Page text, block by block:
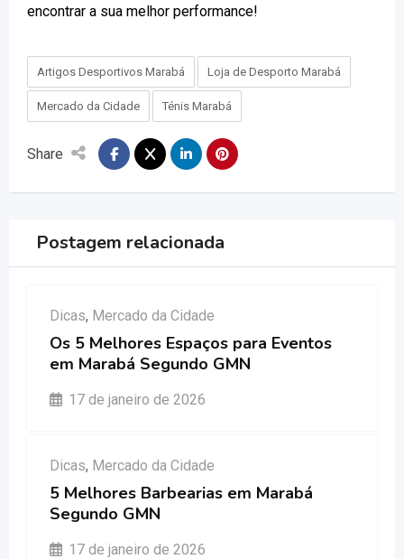
encontrar a sua melhor performance!
Artigos Desportivos Marabá Loja de Desporto Marabá
Mercado da Cidade Ténis Marabá
Share
Postagem relacionada
Dicas, Mercado da Cidade
Os 5 Melhores Espaços para Eventos
em Marabá Segundo GMN
17 de janeiro de 2026
Dicas, Mercado da Cidade
5 Melhores Barbearias em Marabá
Segundo GMN
17 de janeiro de 2026